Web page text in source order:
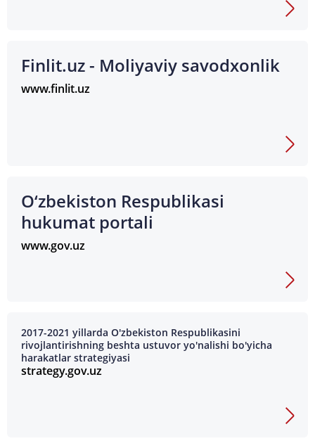
Finlit.uz - Moliyaviy savodxonlik
www.finlit.uz
O‘zbekiston Respublikasi
hukumat portali
www.gov.uz
2017-2021 yillarda O'zbekiston Respublikasini
rivojlantirishning beshta ustuvor yo'nalishi bo'yicha
harakatlar strategiyasi
strategy.gov.uz